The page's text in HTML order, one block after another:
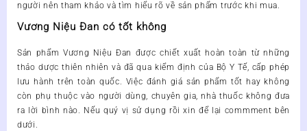
người nên tham khảo và tìm hiểu rõ về sản phẩm trước khi mua.
Vương Niệu Đan có tốt không
Sản phẩm Vương Niệu Đan được chiết xuất hoàn toàn từ những
thảo dược thiên nhiên và đã qua kiểm định của Bộ Y Tế, cấp phép
lưu hành trên toàn quốc. Việc đánh giá sản phẩm tốt hay không
còn phụ thuộc vào người dùng, chuyên gia, nhà thuốc không đưa
ra lời bình nào. Nếu quý vị sử dụng rồi xin để lại commment bên
dưới.